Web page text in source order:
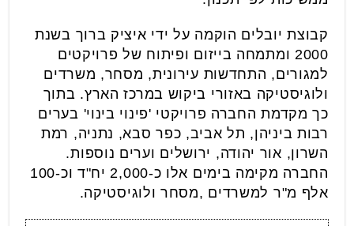
קבוצת יובלים הוקמה על ידי איציק ברוך בשנת
2000 ומתמחה בייזום ופיתוח של פרויקטים
למגורים, התחדשות עירונית, מסחר, משרדים
ולוגיסטיקה באזורי ביקוש במרכז הארץ. בתוך
כך מקדמת החברה פרויקטי 'פינוי בינוי' בערים
רבות ביניהן, תל אביב, כפר סבא, נתניה, רמת
השרון, אור יהודה, ירושלים וערים נוספות.
החברה מקימה בימים אלו כ-2,000 יח"ד וכ-100
אלף מ"ר למשרדים ,מסחר ולוגיסטיקה.